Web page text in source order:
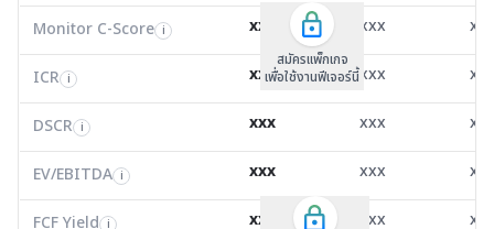
Monitor C-Score
0.00 0.00
ICR i -0.06 2.92
-
DSCR
EV/EBITDA
27.84 22.62
FCF Yield i 0.00 0.00
FCF/Net Income
0.00 0.00
Monitor C-Score i
ICR i
DSCR i
สมัครแพ็คเกจ B
เพื่อใช้งานฟีเจอร์นี้
FCF Yield i
FCF/Net Income
Net Debt/EBITDA
ROIC i
สมัครแพ็คเกจ B
เพื่อใช้งานฟีเจอร์นี้
Monitor C-Score i xxx xxx
ICR i xxx xxx
DSCR i xxx xxx
สมัครแพ็กเกจ
เพื่อใช้งานฟีเจอร์นี้
EV/EBITDA i xxx xxx
FCF Yield i xxx xxx